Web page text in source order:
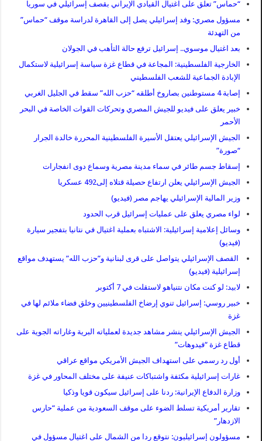
“حماس” تعلق على اغتيال القيادي الإيراني بقصف إسرائيلي في سوريا
مسؤول مصري: وفد إسرائيلي يصل إلى القاهرة لدراسة موقف “حماس”
من التهدئة
بعد اغتيال موسوي.. إسرائيل ترفع حالة التأهب في الجولان
الخارجية الفلسطينية: المجاعة في قطاع غزة سياسة إسرائيلية لاستكمال
الإبادة الجماعية للشعب الفلسطيني
إصابة 4 مستوطنين بصاروخ أطلقه “حزب الله” سقط في الجليل الغربي
خبير يعلق على فيديو للجيش المصري وتحركات القوات الخاصة في البحر
الأحمر
الجيش الإسرائيلي يعتقل الأسيرة الفلسطينية المحررة خالدة الجرار
“صورة”
إسقاط جسم طائر في سماء مدينة مصرية وسماع دوى انفجارات
الجيش الإسرائيلي يعلن ارتفاع حصيلة قتلاه إلى492 عسكريا
وزير المالية الإسرائيلي يهاجم مصر (فيديو)
لواء مصري يعلق على عمليات إسرائيل قرب الحدود
وسائل إعلامية إسرائيلية: الاشتباه بعملية اغتيال في نتانيا بتفجير سيارة
(فيديو)
القصف الإسرائيلي يتواصل على قرى لبنانية و”حزب الله” يستهدف مواقع
إسرائيلية (فيديو)
لابيد: لو كنت مكان نتنياهو لاستقلت في 7 أكتوبر
خبير روسي: إسرائيل تنوي إرضاخ الفلسطينيين وخلق فضاء ملائم لها في
غزة
الجيش الإسرائيلي ينشر مشاهد جديدة لعملياته البرية وغاراته الجوية على
قطاع غزة “فيدوهات”
أول رد رسمي على استهداف الجيش الأمريكي مواقع عراقي
غارات إسرائيلية مكثفة واشتباكات عنيفة على مختلف المحاور في غزة
وزارة الدفاع الإيرانية: ردنا على إسرائيل سيكون قويا وذكيا
تقارير أمريكية تسلط الضوء على موقف السعودية من عملية “حارس
الازدهار”
مسؤولون إسرائيليون: نتوقع ردا من الشمال على اغتيال مسؤول في